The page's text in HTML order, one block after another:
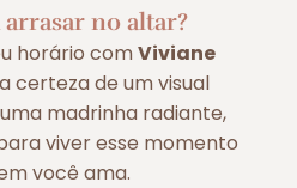
no altar?
horário comViviane
certeza de um visual
madrinha radiante,
viver esse momento
você ama.